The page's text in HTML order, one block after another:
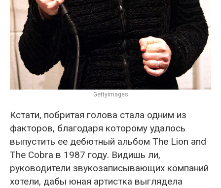
Gettyimages
Кстати, побритая голова стала одним из
факторов, благодаря которому удалось
выпустить ее дебютный альбом The Lion and
The Cobra в 1987 году. Видишь ли,
руководители звукозаписывающих компаний
хотели, дабы юная артистка выглядела